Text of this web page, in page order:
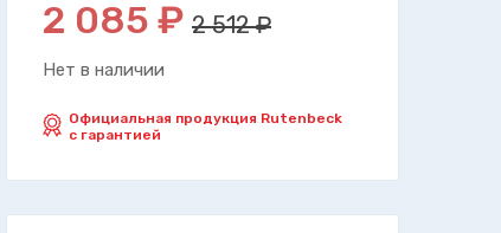
2 085 ₽ 2 512 ₽
Нет в наличии
Официальная продукция Rutenbeck
с гарантией